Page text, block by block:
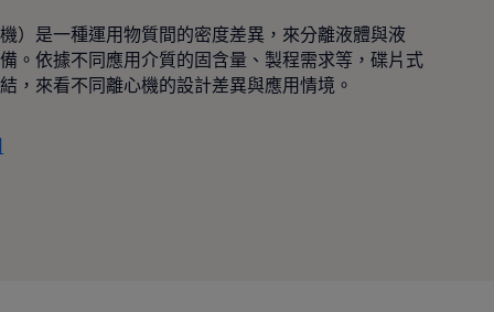
）是一種運用物質間的密度差異，來分離液體與液
。依據不同應用介質的固含量、製程需求等，碟片式
，來看不同離心機的設計差異與應用情境。